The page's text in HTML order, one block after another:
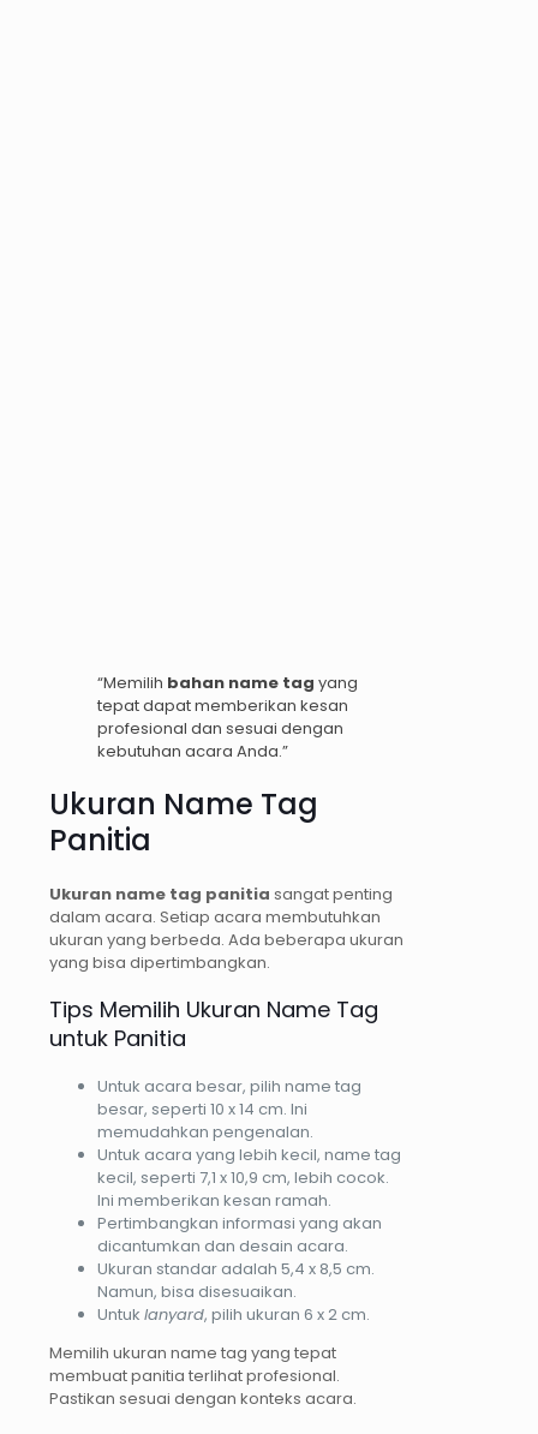
“Memilih bahan name tag yang
tepat dapat memberikan kesan
profesional dan sesuai dengan
kebutuhan acara Anda.”
Ukuran Name Tag
Panitia
Ukuran name tag panitia sangat penting
dalam acara. Setiap acara membutuhkan
ukuran yang berbeda. Ada beberapa ukuran
yang bisa dipertimbangkan.
Tips Memilih Ukuran Name Tag
untuk Panitia
Untuk acara besar, pilih name tag
besar, seperti 10 x 14 cm. Ini
memudahkan pengenalan.
Untuk acara yang lebih kecil, name tag
kecil, seperti 7,1 x 10,9 cm, lebih cocok.
Ini memberikan kesan ramah.
Pertimbangkan informasi yang akan
dicantumkan dan desain acara.
Ukuran standar adalah 5,4 x 8,5 cm.
Namun, bisa disesuaikan.
Untuk lanyard, pilih ukuran 6 x 2 cm.
Memilih ukuran name tag yang tepat
membuat panitia terlihat profesional.
Pastikan sesuai dengan konteks acara.